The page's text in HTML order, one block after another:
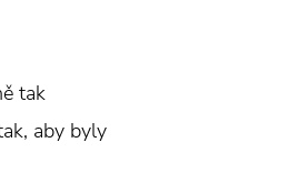
tak
aby byly